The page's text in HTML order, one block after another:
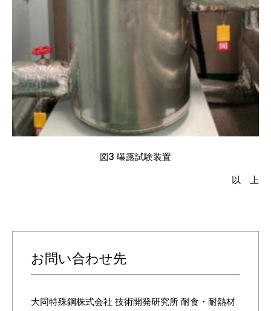
図3 曝露試験装置
以 上
お問い合わせ先
大同特殊鋼株式会社 技術開発研究所 耐食・耐熱材